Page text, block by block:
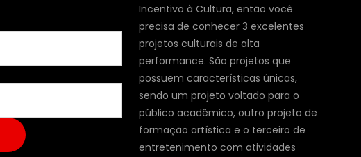
Incentivo à Cultura, então você
precisa de conhecer 3 excelentes
projetos culturais de alta
performance. São projetos que
possuem características únicas,
sendo um projeto voltado para o
público acadêmico, outro projeto de
formação artística e o terceiro de
entretenimento com atividades